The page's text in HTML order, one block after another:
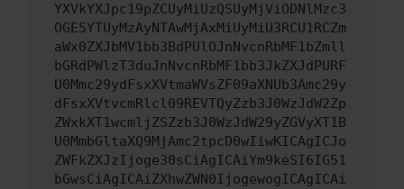
YXVkYXJpc19pZCUyMiUzQSUyMjViODNlMzc3
OGE5YTUyMzAyNTAwMjAxMiUyMiU3RCU1RCZm
aWx0ZXJbMV1bb3BdPUlOJnNvcnRbMF1bZmll
bGRdPWlzT3duJnNvcnRbMF1bb3JkZXJdPURF
U0Mmc29ydFsxXVtmaWVsZF09aXNUb3Amc29y
dFsxXVtvcmRlcl09REVTQyZzb3J0WzJdW2Zp
ZWxkXT1wcmljZSZzb3J0WzJdW29yZGVyXT1B
U0MmbGltaXQ9MjAmc2tpcD0wIiwKICAgICJo
ZWFkZXJzIjoge30sCiAgICAiYm9keSI6IG51
bGwsCiAgICAiZXhwZWN0IjogewogICAgICAi